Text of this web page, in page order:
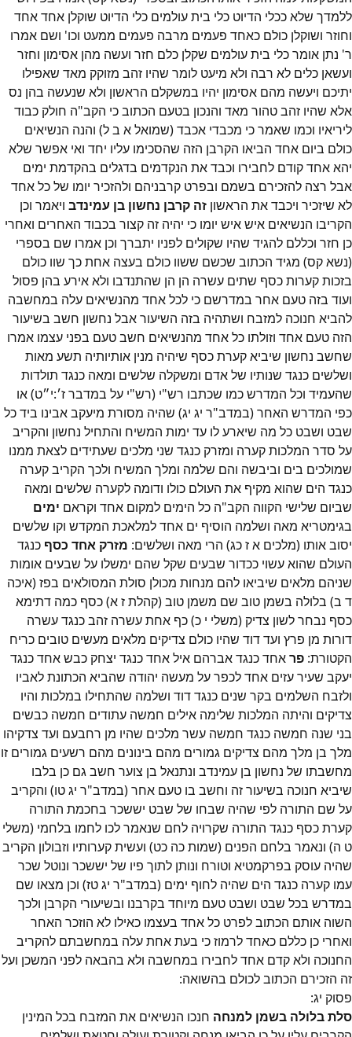
ללמדך שלא ככלי הדיוט כלי בית עולמים כלי הדיוט שוקלן אחד אחד
וחוזר ושוקלן כולם כאחד פעמים מרבה פעמים ממעט וכו' ושם אמרו
ר' נתן אומר כלי בית עולמים שקלן כלם חזר ועשה מהן אסימון וחזר
ועשאן כלים לא רבה ולא מיעט לומר שהיו זהב מזוקק מאד שאפילו
יתיכם ויעשה מהם אסימון יהיו במשקלם הראשון ולא שנעשה בהן נס
אלא שהיו זהב טהור מאד והנכון בטעם הכתוב כי הקב"ה חולק כבוד
ליריאיו וכמו שאמר כי מכבדי אכבד (שמואל א ב ל) והנה הנשיאים
כולם ביום אחד הביאו הקרבן הזה שהסכימו עליו יחד ואי אפשר שלא
יהא אחד קודם לחבירו וכבד את הנקדמים בדגלים בהקדמת ימים
אבל רצה להזכירם בשמם ובפרט קרבניהם ולהזכיר יומו של כל אחד
לא שיזכיר ויכבד את הראשון זה קרבן נחשון בן עמינדב ויאמר וכן
הקריבו הנשיאים איש איש יומו כי יהיה זה קצור בכבוד האחרים ואחרי
כן חזר וכללם להגיד שהיו שקולים לפניו יתברך וכן אמרו שם בספרי
(נשא קס) מגיד הכתוב שכשם ששוו כולם בעצה אחת כך שוו כולם
בזכות קערות כסף שתים עשרה הן הן שהתנדבו ולא אירע בהן פסול
ועוד בזה טעם אחר במדרשם כי לכל אחד מהנשיאים עלה במחשבה
להביא חנוכה למזבח ושתהיה בזה השיעור אבל נחשון חשב בשיעור
הזה טעם אחד וזולתו כל אחד מהנשיאים חשב טעם בפני עצמו אמרו
שחשב נחשון שיביא קערת כסף שיהיה מנין אותיותיה תשע מאות
ושלשים כנגד שנותיו של אדם ומשקלה שלשים ומאה כנגד תולדות
שהעמיד וכל המדרש כמו שכתבו רש"י (רש"י על במדבר ז׳:י״ט) או
כפי המדרש האחר (במדב"ר יג יג) שהיה מסורת מיעקב אבינו ביד כל
שבט ושבט כל מה שיארע לו עד ימות המשיח והתחיל נחשון והקריב
על סדר המלכות קערה ומזרק כנגד שני מלכים שעתידים לצאת ממנו
שמולכים בים וביבשה והם שלמה ומלך המשיח ולכך הקריב קערה
כנגד הים שהוא מקיף את העולם כולו ודומה לקערה שלשים ומאה
שביום שלישי הקווה הקב"ה כל הימים למקום אחד וקראם ימים
בגימטריא מאה ושלמה הוסיף ים אחד למלאכת המקדש וקו שלשים
יסוב אותו (מלכים א ז כג) הרי מאה ושלשים: מזרק אחד כסף כנגד
העולם שהוא עשוי ככדור שבעים שקל שהם ימשלו על שבעים אומות
שניהם מלאים שיביאו להם מנחות מכולן סולת המסולאים בפז (איכה
ד ב) בלולה בשמן טוב שם משמן טוב (קהלת ז א) כסף כמה דתימא
כסף נבחר לשון צדיק (משלי י כ) כף אחת עשרה זהב כנגד עשרה
דורות מן פרץ ועד דוד שהיו כולם צדיקים מלאים מעשים טובים כריח
הקטורת: פראחד כנגד אברהם איל אחד כנגד יצחק כבש אחד כנגד
יעקב שעיר עזים אחד לכפר על מעשה יהודה שהביא הכתונת לאביו
ולזבח השלמים בקר שנים כנגד דוד ושלמה שהתחילו במלכות והיו
צדיקים והיתה המלכות שלימה אילים חמשה עתודים חמשה כבשים
בני שנה חמשה כנגד חמשה עשר מלכים שהיו מן רחבעם ועד צדקיהו
מלך בן מלך מהם צדיקים גמורים מהם בינונים מהם רשעים גמורים זו
מחשבתו של נחשון בן עמינדב ונתנאל בן צוער חשב גם כן בלבו
שיביא חנוכה בשיעור זה וחשב בו טעם אחר (במדב"ר יג טו) והקריב
על שם התורה לפי שהיה שבחו של שבט יששכר בחכמת התורה
קערת כסף כנגד התורה שקרויה לחם שנאמר לכו לחמו בלחמי (משלי
ט ה) ונאמר בלחם הפנים (שמות כה כט) ועשית קערותיו וזבולון הקריב
שהיה עוסק בפרקמטיא וטורח ונותן לתוך פיו של יששכר ונוטל שכר
עמו קערה כנגד הים שהיה לחוף ימים (במדב"ר יג טז) וכן מצאו שם
במדרש בכל שבט ושבט טעם מיוחד בקרבנו ובשיעורי הקרבן ולכך
השוה אותם הכתוב לפרט כל אחד בעצמו כאילו לא הוזכר האחר
ואחרי כן כללם כאחד לרמוז כי בעת אחת עלה במחשבתם להקריב
החנוכה ולא קדם אחד לחבירו במחשבה ולא בהבאה לפני המשכן ועל
זה הזכירם הכתוב לכולם בהשואה:
פסוק יג:
סלת בלולה בשמן למנחה חנכו הנשיאים את המזבח בכל המינין